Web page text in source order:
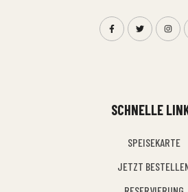
SCHNELLE
SPEISEKARTE
JETZT